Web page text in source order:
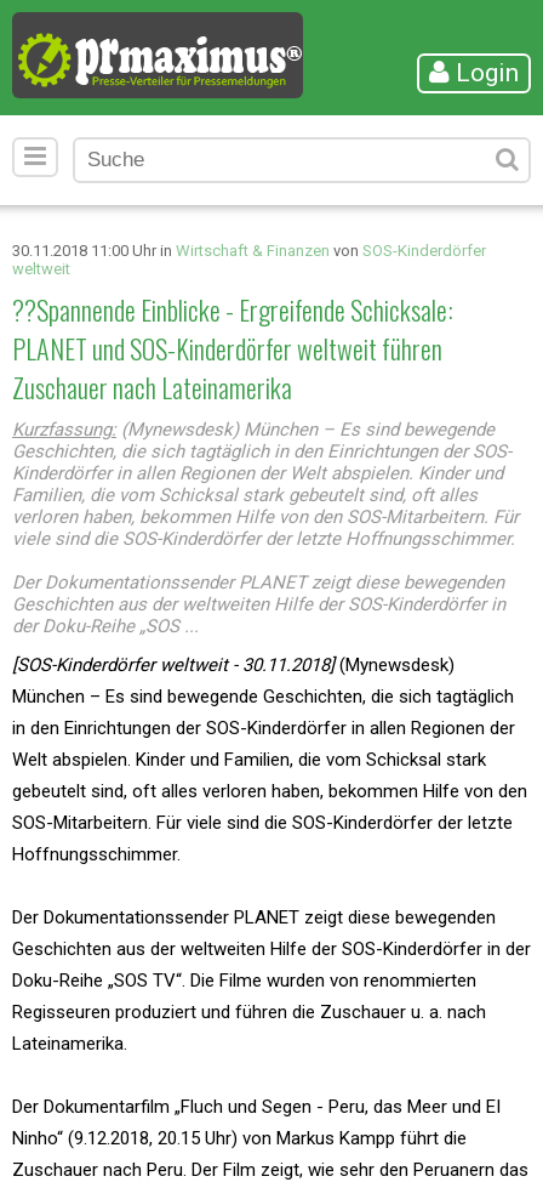
Login
30.11.2018 11:00 Uhr in Wirtschaft & Finanzen von SOS-Kinderdörfer
weltweit
??Spannende Einblicke - Ergreifende Schicksale:
PLANET und SOS-Kinderdörfer weltweit führen
Zuschauer nach Lateinamerika
Kurzfassung:(Mynewsdesk) München – Es sind bewegende
Geschichten, die sich tagtäglich in den Einrichtungen der SOS-
Kinderdörfer in allen Regionen der Welt abspielen. Kinder und
Familien, die vom Schicksal stark gebeutelt sind, oft alles
verloren haben, bekommen Hilfe von den SOS-Mitarbeitern. Für
viele sind die SOS-Kinderdörfer der letzte Hoffnungsschimmer.
Der Dokumentationssender PLANET zeigt diese bewegenden
Geschichten aus der weltweiten Hilfe der SOS-Kinderdörfer in
der Doku-Reihe „SOS ...
[SOS-Kinderdörfer weltweit - 30.11.2018](Mynewsdesk)
München – Es sind bewegende Geschichten, die sich tagtäglich
in den Einrichtungen der SOS-Kinderdörfer in allen Regionen der
Welt abspielen. Kinder und Familien, die vom Schicksal stark
gebeutelt sind, oft alles verloren haben, bekommen Hilfe von den
SOS-Mitarbeitern. Für viele sind die SOS-Kinderdörfer der letzte
Hoffnungsschimmer.
Der Dokumentationssender PLANET zeigt diese bewegenden
Geschichten aus der weltweiten Hilfe der SOS-Kinderdörfer in der
Doku-Reihe „SOS TV“. Die Filme wurden von renommierten
Regisseuren produziert und führen die Zuschauer u. a. nach
Lateinamerika.
Der Dokumentarfilm „Fluch und Segen - Peru, das Meer und EI
Ninho“ (9.12.2018, 20.15 Uhr) von Markus Kampp führt die
Zuschauer nach Peru. Der Film zeigt, wie sehr den Peruanern das